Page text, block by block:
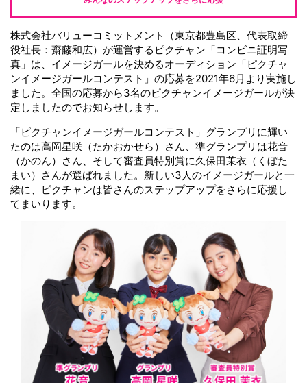
株式会社バリューコミットメント（東京都豊島区、代表取締
役社長：齋藤和広）が運営するピクチャン「コンビニ証明写
真」は、イメージガールを決めるオーディション「ピクチャ
ンイメージガールコンテスト」の応募を2021年6月より実施し
ました。全国の応募から3名のピクチャンイメージガールが決
定しましたのでお知らせします。
「ピクチャンイメージガールコンテスト」グランプリに輝い
たのは高岡星咲（たかおかせら）さん、準グランプリは花音
（かのん）さん、そして審査員特別賞に久保田茉衣（くぼた
まい）さんが選ばれました。新しい3人のイメージガールと一
緒に、ピクチャンは皆さんのステップアップをさらに応援し
てまいります。